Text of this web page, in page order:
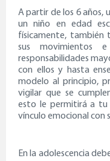
A partir de los 6 años,
un niño en edad
físicamente, también
sus movimientos
responsabilidades
con ellos y hasta
modelo al principio,
vigilar que se
esto le permitirá a tu
vínculo emocional con
En la adolescencia